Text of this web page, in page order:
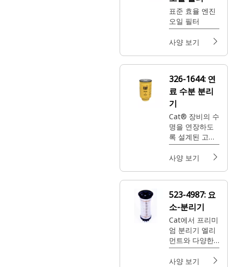
인젝터의 수명
연장에 도움을
주도록 설계되
었습니다.
표준 효율 엔진
오일 필터
사양 보기
326-1644: 연
료 수분 분리
기
Cat® 장비의 수
명을 연장하도
록 설계된 고급
효율 연료 수분
분리기인 Cat®
를 구매해 보세
사양 보기
523-4987: 요
소-분리기
Cat에서 프리미
엄 분리기 엘리
먼트와 다양한
제품을 찾아보
세요. 필요에 맞
사양 보기